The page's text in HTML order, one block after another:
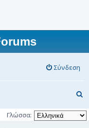
Σύνδεση
ν
α
Γλώσσα: